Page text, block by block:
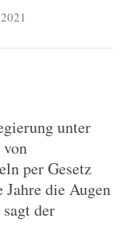
unter
per Gesetz
die Augen
der